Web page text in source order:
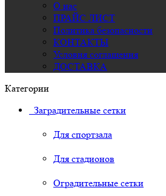
О нас
ПРАЙС ЛИСТ
Политика безопасности
КОНТАКТЫ
Условия соглашения
ДОСТАВКА
Категории
Заградительные сетки
Для спортзала
Для стадионов
Оградительные сетки